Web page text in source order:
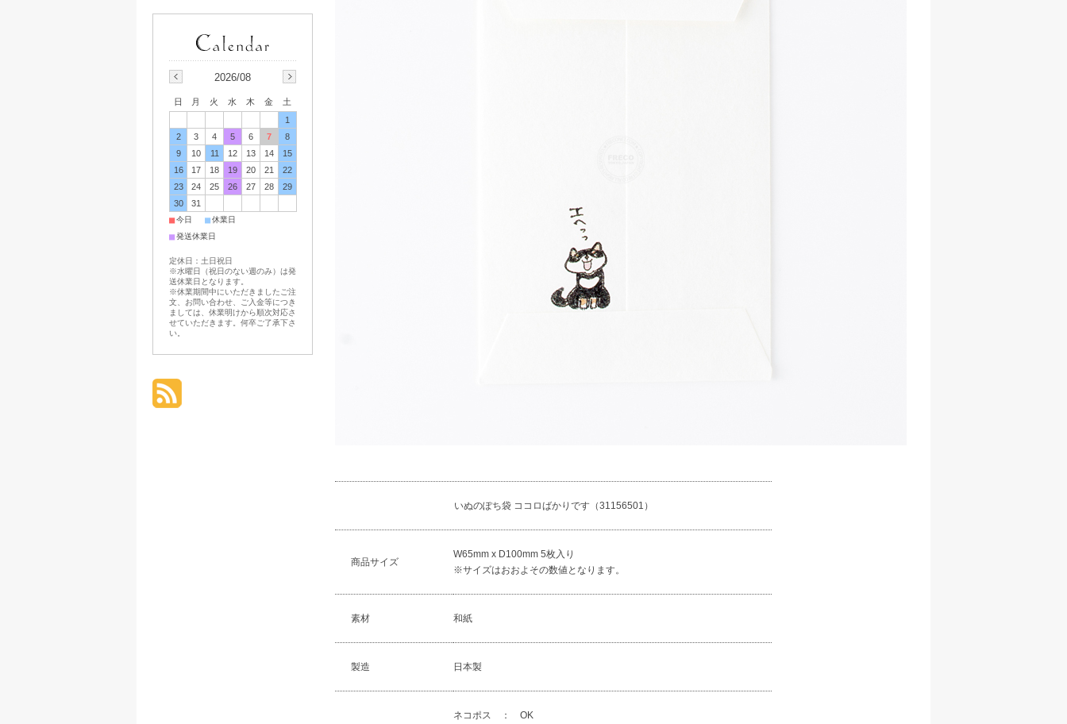
いぬのぽち袋 ココロばかりです（31156501）
商品サイズ
W65mm x D100mm 5枚入り
※サイズはおおよその数値となります。
素材 和紙
製造 日本製
ネコポス ： OK
2026/08
日 月 火 水 木 金
土
1
2
3 4 5 6 7
8
9
10 11 12 13 14
15
16
17 18 19 20 21
22
23
24 25 26 27 28
29
30
31
■今日 ■休業日
■発送休業日
定休日：土日祝日
※水曜日（祝日のない週のみ）は発
送休業日となります。
※休業期間中にいただきましたご注
文、お問い合わせ、ご入金等につき
ましては、休業明けから順次対応さ
せていただきます。何卒ご了承下さ
い。